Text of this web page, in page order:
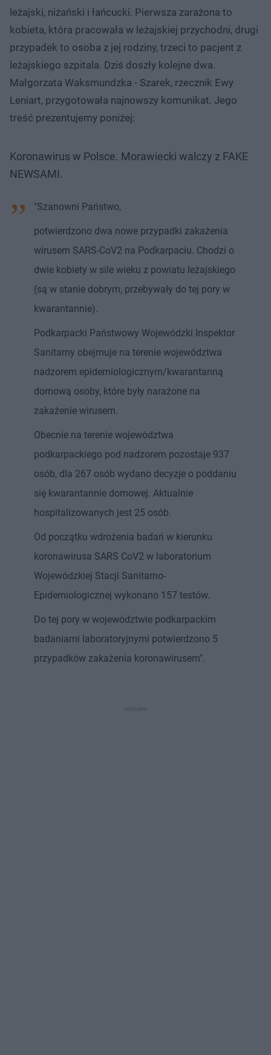
leżajski, niżański i łańcucki. Pierwsza zarażona to
kobieta, która pracowała w leżajskiej przychodni, drugi
przypadek to osoba z jej rodziny, trzeci to pacjent z
leżajskiego szpitala. Dziś doszły kolejne dwa.
Małgorzata Waksmundzka - Szarek, rzecznik Ewy
Leniart, przygotowała najnowszy komunikat. Jego
treść prezentujemy poniżej:
Koronawirus w Polsce. Morawiecki walczy z FAKE
NEWSAMI.
"Szanowni Państwo,
potwierdzono dwa nowe przypadki zakażenia
wirusem SARS-CoV2 na Podkarpaciu. Chodzi o
dwie kobiety w sile wieku z powiatu leżajskiego
(są w stanie dobrym, przebywały do tej pory w
kwarantannie).
Podkarpacki Państwowy Wojewódzki Inspektor
Sanitarny obejmuje na terenie województwa
nadzorem epidemiologicznym/kwarantanną
domową osoby, które były narażone na
zakażenie wirusem.
Obecnie na terenie województwa
podkarpackiego pod nadzorem pozostaje 937
osób, dla 267 osób wydano decyzje o poddaniu
się kwarantannie domowej. Aktualnie
hospitalizowanych jest 25 osób.
Od początku wdrożenia badań w kierunku
koronawirusa SARS CoV2 w laboratorium
Wojewódzkiej Stacji Sanitarno-
Epidemiologicznej wykonano 157 testów.
Do tej pory w województwie podkarpackim
badaniami laboratoryjnymi potwierdzono 5
przypadków zakażenia koronawirusem".